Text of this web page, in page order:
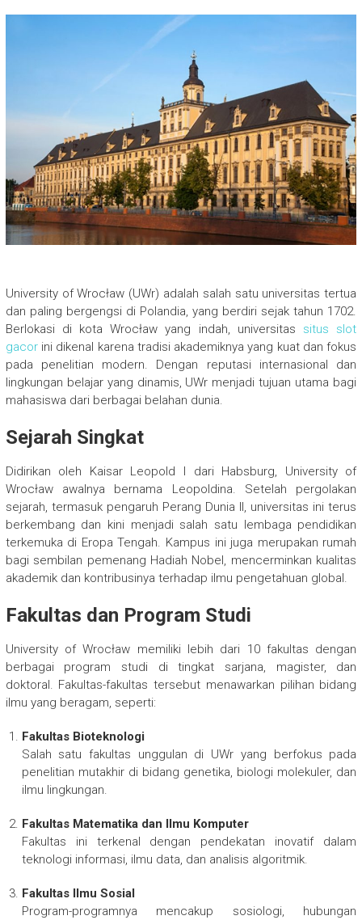
University of Wrocław (UWr) adalah salah satu universitas tertua
dan paling bergengsi di Polandia, yang berdiri sejak tahun 1702.
Berlokasi di kota Wrocław yang indah, universitas situs slot
gacorini dikenal karena tradisi akademiknya yang kuat dan fokus
pada penelitian modern. Dengan reputasi internasional dan
lingkungan belajar yang dinamis, UWr menjadi tujuan utama bagi
mahasiswa dari berbagai belahan dunia.
Sejarah Singkat
Didirikan oleh Kaisar Leopold I dari Habsburg, University of
Wrocław awalnya bernama Leopoldina. Setelah pergolakan
sejarah, termasuk pengaruh Perang Dunia II, universitas ini terus
berkembang dan kini menjadi salah satu lembaga pendidikan
terkemuka di Eropa Tengah. Kampus ini juga merupakan rumah
bagi sembilan pemenang Hadiah Nobel, mencerminkan kualitas
akademik dan kontribusinya terhadap ilmu pengetahuan global.
Fakultas dan Program Studi
University of Wrocław memiliki lebih dari 10 fakultas dengan
berbagai program studi di tingkat sarjana, magister, dan
doktoral. Fakultas-fakultas tersebut menawarkan pilihan bidang
ilmu yang beragam, seperti:
Fakultas Bioteknologi
Salah satu fakultas unggulan di UWr yang berfokus pada
penelitian mutakhir di bidang genetika, biologi molekuler, dan
ilmu lingkungan.
Fakultas Matematika dan Ilmu Komputer
Fakultas ini terkenal dengan pendekatan inovatif dalam
teknologi informasi, ilmu data, dan analisis algoritmik.
Fakultas Ilmu Sosial
Program-programnya mencakup sosiologi, hubungan